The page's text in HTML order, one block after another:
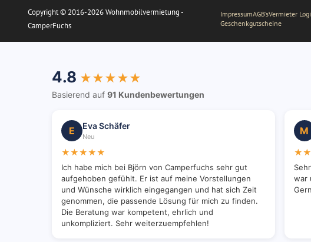
Copyright © 2016-2026 Wohnmobilvermietung -
CamperFuchs
ImpressumAGB’sVermieter
Geschenkgutscheine
4.8 ★★★★★
Basierend auf 91 Kundenbewertungen
E Eva Schäfer
Neu
★★★★★
Ich habe mich bei Björn von Camperfuchs sehr gut
aufgehoben gefühlt. Er ist auf meine Vorstellungen
und Wünsche wirklich eingegangen und hat sich Zeit
genommen, die passende Lösung für mich zu finden.
Die Beratung war kompetent, ehrlich und
unkompliziert. Sehr weiterzuempfehlen!
M
war